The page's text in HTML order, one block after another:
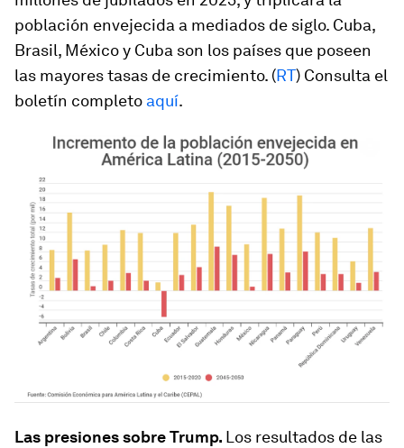
población envejecida a mediados de siglo. Cuba,
Brasil, México y Cuba son los países que poseen
las mayores tasas de crecimiento. (RT) Consulta el
boletín completo aquí.
Las presiones sobre Trump. Los resultados de las